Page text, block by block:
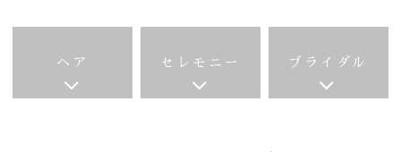
ヘア セレモニー ブライダル